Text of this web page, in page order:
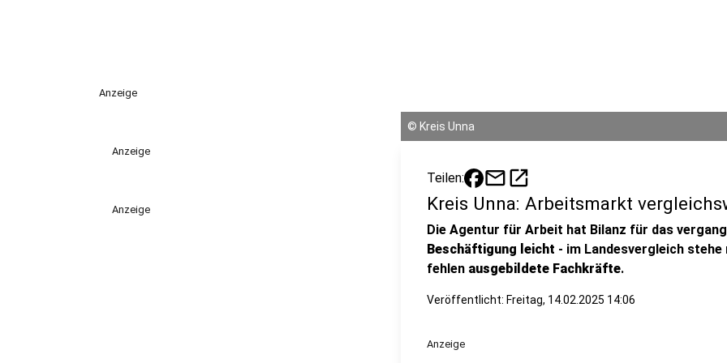
Anzeige
Anzeige
Anzeige
© Kreis Unna
Teilen: mailopen_in_new
Kreis Unna: Arbeitsmarkt
Die Agentur für Arbeit hat Bilanz für das
Beschäftigung leicht - im Landesvergleich
fehlen ausgebildete Fachkräfte.
Veröffentlicht: Freitag, 14.02.2025 14:06
Anzeige